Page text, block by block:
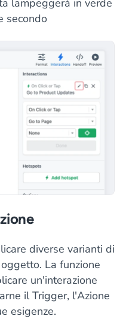
lampeggerà in verde
secondo
diverse varianti di
La funzione
un'interazione
il Trigger, l'Azione
esigenze.